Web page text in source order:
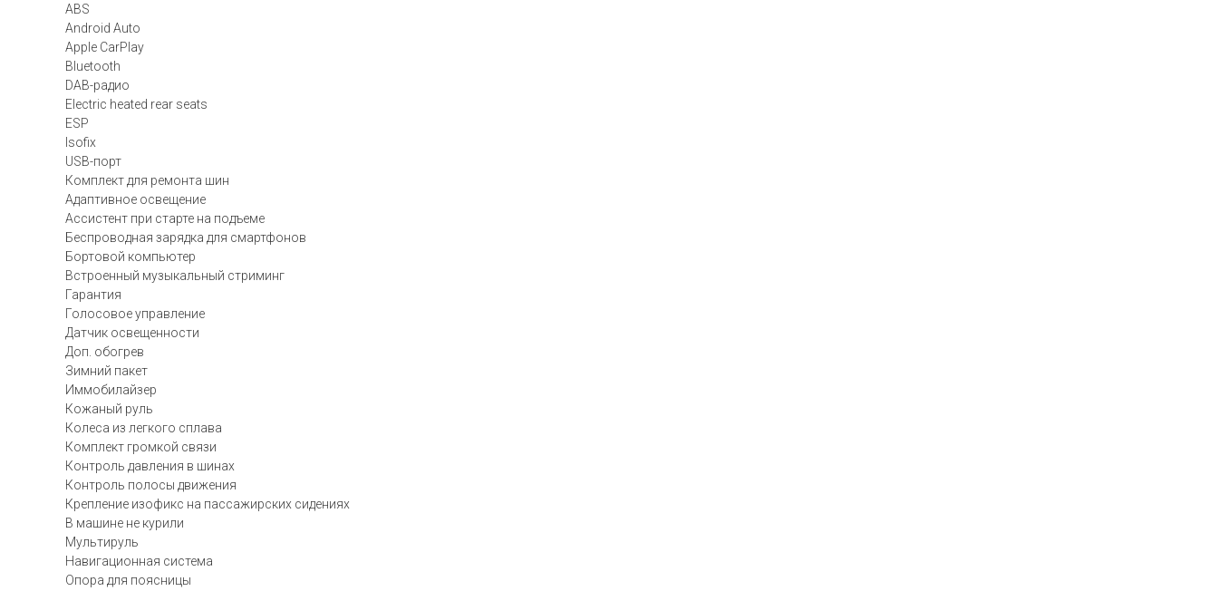
ABS
Android Auto
Apple CarPlay
Bluetooth
DAB-радио
Electric heated rear seats
ESP
Isofix
USB-порт
Комплект для ремонта шин
Адаптивное освещение
Ассистент при старте на подъеме
Беспроводная зарядка для смартфонов
Бортовой компьютер
Встроенный музыкальный стриминг
Гарантия
Голосовое управление
Датчик освещенности
Доп. обогрев
Зимний пакет
Иммобилайзер
Кожаный руль
Колеса из легкого сплава
Комплект громкой связи
Контроль давления в шинах
Контроль полосы движения
Крепление изофикс на пассажирских сидениях
В машине не курили
Мультируль
Навигационная система
Опора для поясницы